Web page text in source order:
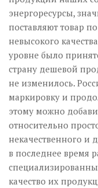
энергоресурсы,
поставляют товар
невысокого
уровне было
страну дешевой
не изменилось.
маркировку и
этому можно
относительно
некачественного и
в последнее время
качество их